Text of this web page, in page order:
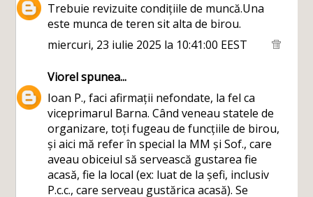
Trebuie revizuite condițiile de muncă.Una
este munca de teren sit alta de birou.
miercuri, 23 iulie 2025 la 10:41:00 EEST
Viorelspunea...
Ioan P., faci afirmații nefondate, la fel ca
viceprimarul Barna. Când veneau statele de
organizare, toți fugeau de funcțiile de birou,
și aici mă refer în special la MM și Sof., care
aveau obiceiul să servească gustarea fie
acasă, fie la local (ex: luat de la șefi, inclusiv
P.c.c., care serveau gustărica acasă). Se